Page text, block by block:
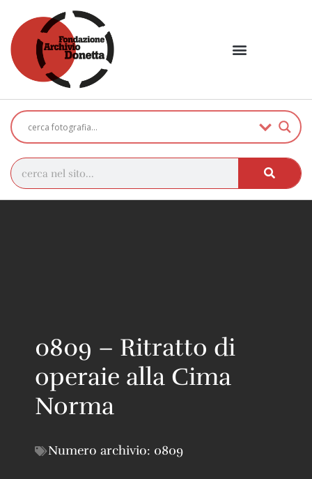
0809 – Ritratto di
operaie alla Cima
Norma
Numero archivio: 0809